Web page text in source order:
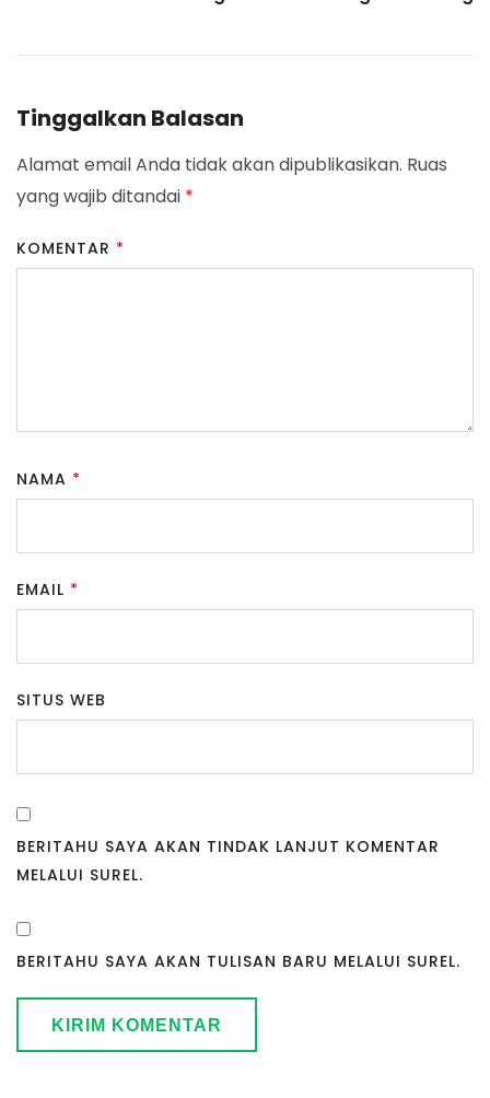
Tinggalkan Balasan
Alamat email Anda tidak akan dipublikasikan. Ruas
yang wajib ditandai *
KOMENTAR *
NAMA *
EMAIL *
SITUS WEB
BERITAHU SAYA AKAN TINDAK LANJUT KOMENTAR
MELALUI SUREL.
BERITAHU SAYA AKAN TULISAN BARU MELALUI SUREL.